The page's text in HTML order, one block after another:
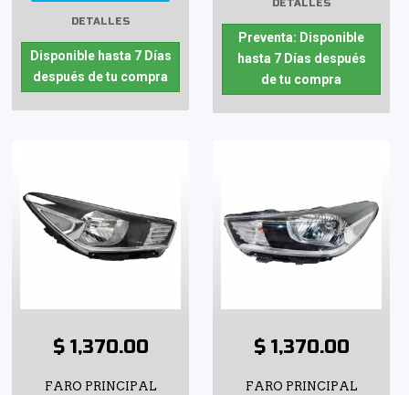
DETALLES
Disponible hasta 7 Días
después de tu compra
DETALLES
Preventa: Disponible
hasta 7 Días después
de tu compra
$ 1,370.00
FARO PRINCIPAL
$ 1,370.00
FARO PRINCIPAL